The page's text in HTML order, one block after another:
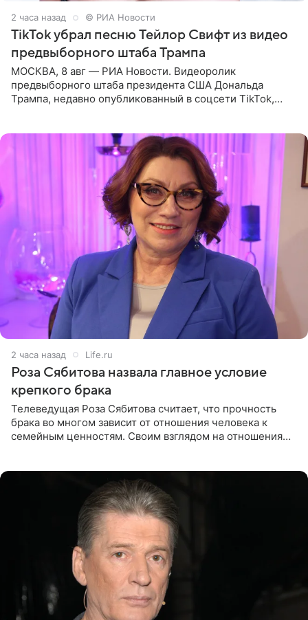
2 часа назад © РИА Новости
TikTok убрал песню Тейлор Свифт из видео
предвыборного штаба Трампа
МОСКВА, 8 авг — РИА Новости. Видеоролик
предвыборного штаба президента США Дональда
Трампа, недавно опубликованный в соцсети TikTok,
2 часа назад Life.ru
Роза Сябитова назвала главное условие
крепкого брака
Телеведущая Роза Сябитова считает, что прочность
брака во многом зависит от отношения человека к
семейным ценностям. Своим взглядом на отношения